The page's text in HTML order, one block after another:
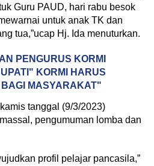
Guru PAUD, hari rabu besok
untuk anak TK dan
tua,”ucap Hj. Ida menuturkan.
PENGURUS KORMI
KORMI HARUS
MASYARAKAT"
tanggal (9/3/2023)
pengumuman lomba dan
profil pelajar pancasila,”